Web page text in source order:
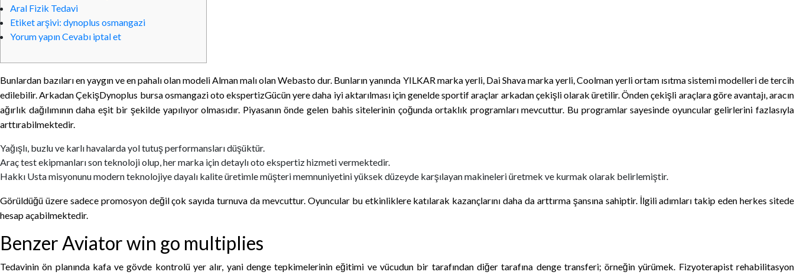
Aral Fizik Tedavi
Etiket arşivi: dynoplus osmangazi
Yorum yapın Cevabı iptal et
Bunlardan bazıları en yaygın ve en pahalı olan modeli Alman malı olan Webasto dur. Bunların yanında YILKAR marka yerli, Dai Shava marka yerli, Coolman yerli ortam ısıtma sistemi modelleri de tercih
edilebilir. Arkadan ÇekişDynoplus bursa osmangazi oto ekspertizGücün yere daha iyi aktarılması için genelde sportif araçlar arkadan çekişli olarak üretilir. Önden çekişli araçlara göre avantajı, aracın
ağırlık dağılımının daha eşit bir şekilde yapılıyor olmasıdır. Piyasanın önde gelen bahis sitelerinin çoğunda ortaklık programları mevcuttur. Bu programlar sayesinde oyuncular gelirlerini fazlasıyla
arttırabilmektedir.
Yağışlı, buzlu ve karlı havalarda yol tutuş performansları düşüktür.
Araç test ekipmanları son teknoloji olup, her marka için detaylı oto ekspertiz hizmeti vermektedir.
Hakkı Usta misyonunu modern teknolojiye dayalı kalite üretimle müşteri memnuniyetini yüksek düzeyde karşılayan makineleri üretmek ve kurmak olarak belirlemiştir.
Görüldüğü üzere sadece promosyon değil çok sayıda turnuva da mevcuttur. Oyuncular bu etkinliklere katılarak kazançlarını daha da arttırma şansına sahiptir. İlgili adımları takip eden herkes sitede
hesap açabilmektedir.
Benzer Aviator win go multiplies
Tedavinin ön planında kafa ve gövde kontrolü yer alır, yani denge tepkimelerinin eğitimi ve vücudun bir tarafından diğer tarafına denge transferi; örneğin yürümek. Fizyoterapist rehabilitasyon